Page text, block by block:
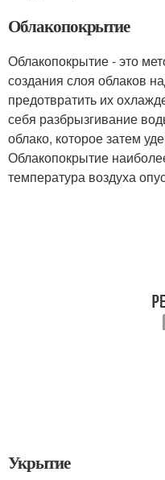
Облакопокрытие
Облакопокрытие - это
создания слоя облаков
предотвратить их
себя разбрызгивание
облако, которое затем
Облакопокрытие
температура воздуха
Укрытие